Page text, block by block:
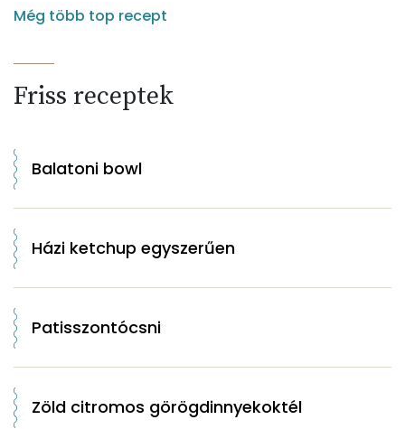
Még több top recept
Friss receptek
Balatoni bowl
Házi ketchup egyszerűen
Patisszontócsni
Zöld citromos görögdinnyekoktél